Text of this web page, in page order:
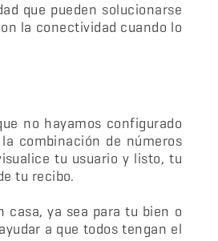
que pueden solucionarse
la conectividad cuando lo
no hayamos configurado
combinación de números
tu usuario y listo, tu
tu recibo.
casa, ya sea para tu bien o
a que todos tengan el